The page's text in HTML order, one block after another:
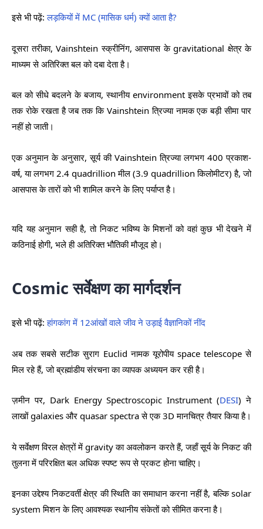
इसे भी पढ़ें:लड़कियों में MC (मासिक धर्म) क्यों आता है?
दूसरा तरीका, Vainshtein स्क्रीनिंग, आसपास के gravitational क्षेत्र के
माध्यम से अतिरिक्त बल को दबा देता है।
बल को सीधे बदलने के बजाय, स्थानीय environment इसके प्रभावों को तब
तक रोके रखता है जब तक कि Vainshtein त्रिज्या नामक एक बड़ी सीमा पार
नहीं हो जाती।
एक अनुमान के अनुसार, सूर्य की Vainshtein त्रिज्या लगभग 400 प्रकाश-
वर्ष, या लगभग 2.4 quadrillion मील (3.9 quadrillion किलोमीटर) है, जो
आसपास के तारों को भी शामिल करने के लिए पर्याप्त है।
यदि यह अनुमान सही है, तो निकट भविष्य के मिशनों को वहां कुछ भी देखने में
कठिनाई होगी, भले ही अतिरिक्त भौतिकी मौजूद हो।
Cosmic सर्वेक्षण का मार्गदर्शन
इसे भी पढ़ें:हांगकांग में 12आंखों वाले जीव ने उड़ाई वैज्ञानिकों नींद
अब तक सबसे सटीक सुराग Euclid नामक यूरोपीय space telescope से
मिल रहे हैं, जो ब्रह्मांडीय संरचना का व्यापक अध्ययन कर रही है।
ज़मीन पर, Dark Energy Spectroscopic Instrument (DESI) ने
लाखों galaxies और quasar spectra से एक 3D मानचित्र तैयार किया है।
ये सर्वेक्षण विरल क्षेत्रों में gravity का अवलोकन करते हैं, जहाँ सूर्य के निकट की
तुलना में परिरक्षित बल अधिक स्पष्ट रूप से प्रकट होना चाहिए।
इनका उद्देश्य निकटवर्ती क्षेत्र की स्थिति का समाधान करना नहीं है, बल्कि solar
system मिशन के लिए आवश्यक स्थानीय संकेतों को सीमित करना है।